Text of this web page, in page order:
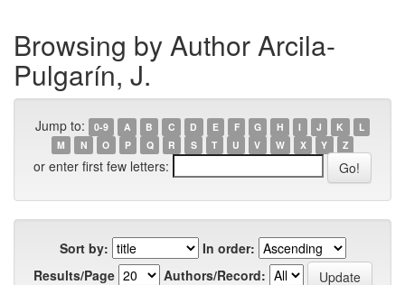
Browsing by Author Arcila-
Pulgarín, J.
Jump to: 0-9 A B C D E F G H I J K
L
M
N O P Q R S T U V W X Y Z
or enter first few letters:
Sort by:
In order:
Results/Page
Authors/Record: